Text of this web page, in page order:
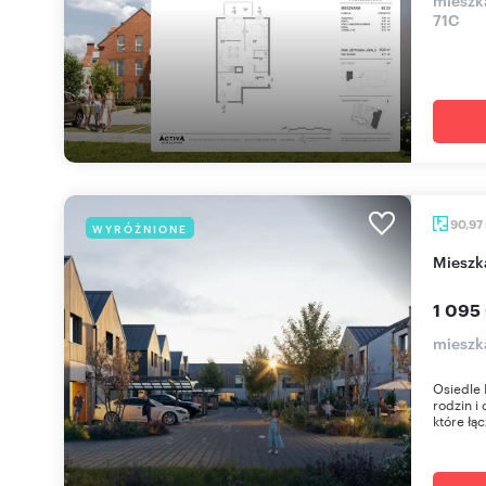
71C
WYRÓŻNIONE 90,97
1 095
Osiedle
rodzin i
które